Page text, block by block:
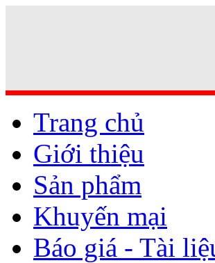
Trang chủ
Giới thiệu
Sản phẩm
Khuyến mại
Báo giá - Tài